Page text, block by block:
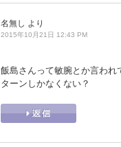
名無し より
2015年10月21日 12:43 PM
飯島さんって敏腕とか言わ
ターンしかなくない？